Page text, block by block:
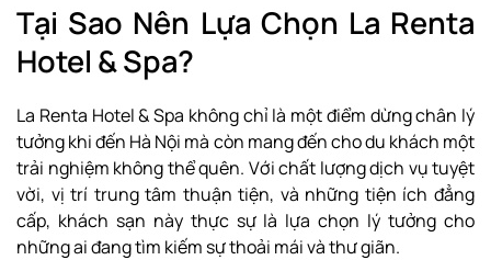
Tại Sao Nên Lựa Chọn La Renta
Hotel & Spa?
La Renta Hotel & Spa không chỉ là một điểm dừng chân lý
tưởng khi đến Hà Nội mà còn mang đến cho du khách một
trải nghiệm không thể quên. Với chất lượng dịch vụ tuyệt
vời, vị trí trung tâm thuận tiện, và những tiện ích đẳng
cấp, khách sạn này thực sự là lựa chọn lý tưởng cho
những ai đang tìm kiếm sự thoải mái và thư giãn.